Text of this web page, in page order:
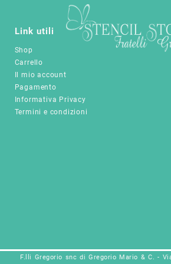
scelte
nella
pagina
Link utili
Shop
Carrello
Il mio account
Pagamento
Informativa Privacy
Termini e condizioni
F.lli Gregorio snc di Gregorio Mario & C. -